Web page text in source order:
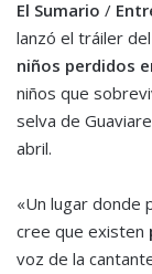
El Sumario /
lanzó el tráiler
niños perdidos
niños que
selva de
abril.
«Un lugar donde
cree que existen
voz de la